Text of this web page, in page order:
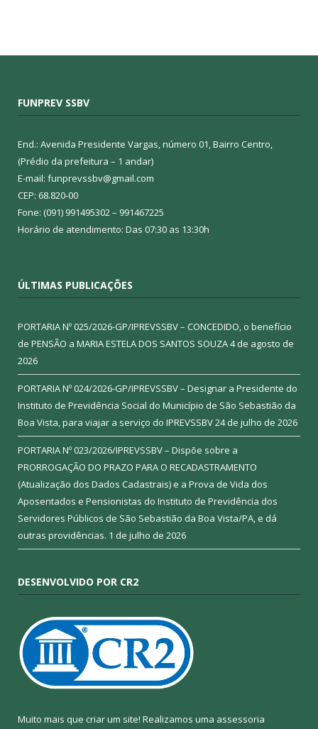
FUNPREV SSBV
End.: Avenida Presidente Vargas, número 01, Bairro Centro,
(Prédio da prefeitura – 1 andar)
E-mail: funprevssbv@gmail.com
CEP: 68.820-00
Fone: (091) 991495302 – 991467225
Horário de atendimento: Das 07:30 as 13:30h
ÚLTIMAS PUBLICAÇÕES
PORTARIA Nº 025/2026-GP/IPREVSSBV – CONCEDIDO, o benefício
de PENSÃO a MARIA ESTELA DOS SANTOS SOUZA4 de agosto de
2026
PORTARIA Nº 024/2026-GP/IPREVSSBV – Designar a Presidente do
Instituto de Previdência Social do Município de São Sebastião da
Boa Vista, para viajar a serviço do IPREVSSBV24 de julho de 2026
PORTARIA Nº 023/2026/IPREVSSBV – Dispõe sobre a
PRORROGAÇÃO DO PRAZO PARA O RECADASTRAMENTO
(Atualização dos Dados Cadastrais) e a Prova de Vida dos
Aposentados e Pensionistas do Instituto de Previdência dos
Servidores Públicos de São Sebastião da Boa Vista/PA, e dá
outras providências. 1 de julho de 2026
DESENVOLVIDO POR CR2
Muito mais que criar um site! Realizamos uma assessoria